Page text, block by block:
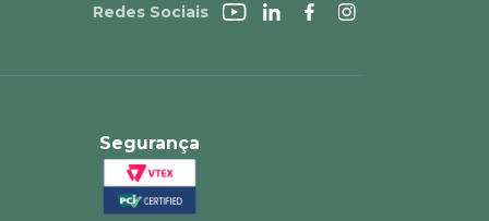
Redes Sociais
Segurança